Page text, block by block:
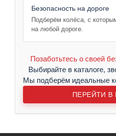
Безопасность на дороге
Подберём колёса, с
на любой дороге.
Позаботьтесь о своей
Выбирайте в каталоге,
Мы подберём идеальные
ПЕРЕЙТИ В